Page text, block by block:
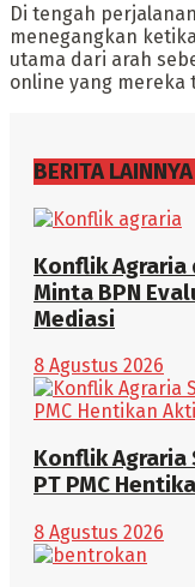
Di tengah
menegangkan
utama dari arah
online yang mereka
BERITA LAINNYA
Konflik Agraria
Minta BPN
Mediasi
8 Agustus 2026
Konflik Agraria
PT PMC
8 Agustus 2026